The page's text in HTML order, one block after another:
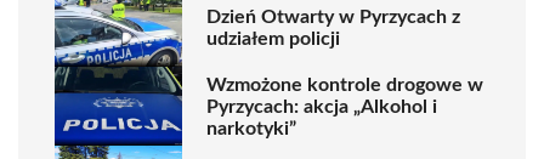
Dzień Otwarty w Pyrzycach z
udziałem policji
Wzmożone kontrole drogowe w
Pyrzycach: akcja „Alkohol i
narkotyki”